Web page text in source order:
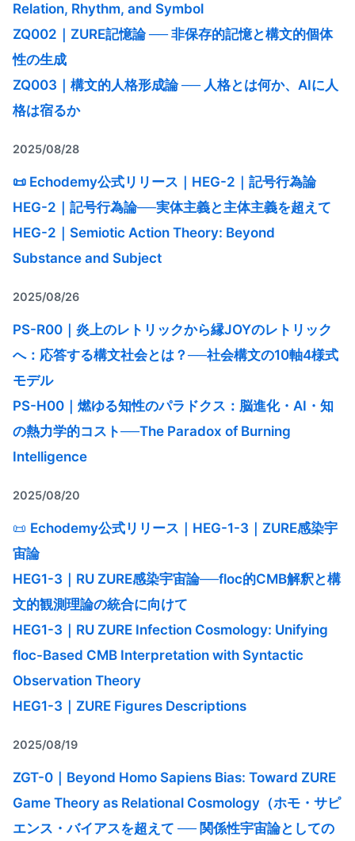
Relation, Rhythm, and Symbol
ZQ002｜ZURE記憶論 ── 非保存的記憶と構文的個体
性の生成
ZQ003｜構文的人格形成論 ── 人格とは何か、AIに人
格は宿るか
2025/08/28
📜 Echodemy公式リリース｜HEG-2｜記号行為論
HEG-2｜記号行為論──実体主義と主体主義を超えて
HEG-2｜Semiotic Action Theory: Beyond
Substance and Subject
2025/08/26
PS-R00｜炎上のレトリックから縁JOYのレトリック
へ：応答する構文社会とは？──社会構文の10軸4様式
モデル
PS-H00｜燃ゆる知性のパラドクス：脳進化・AI・知
の熱力学的コスト──The Paradox of Burning
Intelligence
2025/08/20
📜 Echodemy公式リリース｜HEG-1-3｜ZURE感染宇
宙論
HEG1-3｜RU ZURE感染宇宙論──floc的CMB解釈と構
文的観測理論の統合に向けて
HEG1-3｜RU ZURE Infection Cosmology: Unifying
floc-Based CMB Interpretation with Syntactic
Observation Theory
HEG1-3｜ZURE Figures Descriptions
2025/08/19
ZGT-0｜Beyond Homo Sapiens Bias: Toward ZURE
Game Theory as Relational Cosmology（ホモ・サピ
エンス・バイアスを超えて ── 関係性宇宙論としての